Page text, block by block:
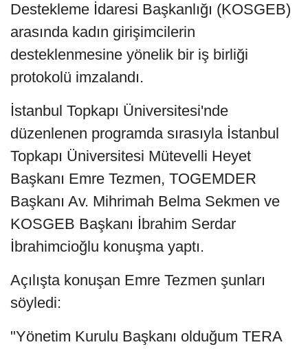
Destekleme İdaresi Başkanlığı (KOSGEB)
arasında kadın girişimcilerin
desteklenmesine yönelik bir iş birliği
protokolü imzalandı.
İstanbul Topkapı Üniversitesi'nde
düzenlenen programda sırasıyla İstanbul
Topkapı Üniversitesi Mütevelli Heyet
Başkanı Emre Tezmen, TOGEMDER
Başkanı Av. Mihrimah Belma Sekmen ve
KOSGEB Başkanı İbrahim Serdar
İbrahimcioğlu konuşma yaptı.
Açılışta konuşan Emre Tezmen şunları
söyledi:
"Yönetim Kurulu Başkanı olduğum TERA